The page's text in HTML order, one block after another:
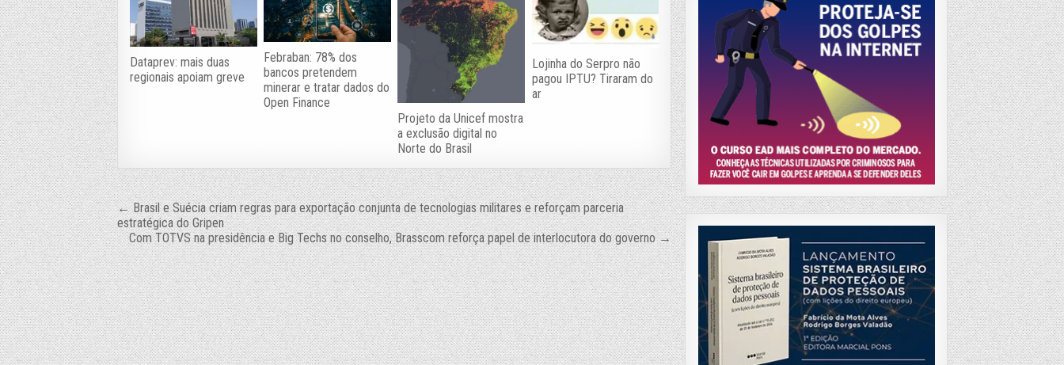
Dataprev: mais duas
regionais apoiam greve
Febraban: 78% dos
bancos pretendem
minerar e tratar dados do
Open Finance
Projeto da Unicef mostra
a exclusão digital no
Norte do Brasil
Lojinha do Serpro não
pagou IPTU? Tiraram do
ar
Navegação
de
Post
← Brasil e Suécia criam regras para exportação conjunta de tecnologias militares e reforçam parceria
estratégica do Gripen
Com TOTVS na presidência e Big Techs no conselho, Brasscom reforça papel de interlocutora do governo →